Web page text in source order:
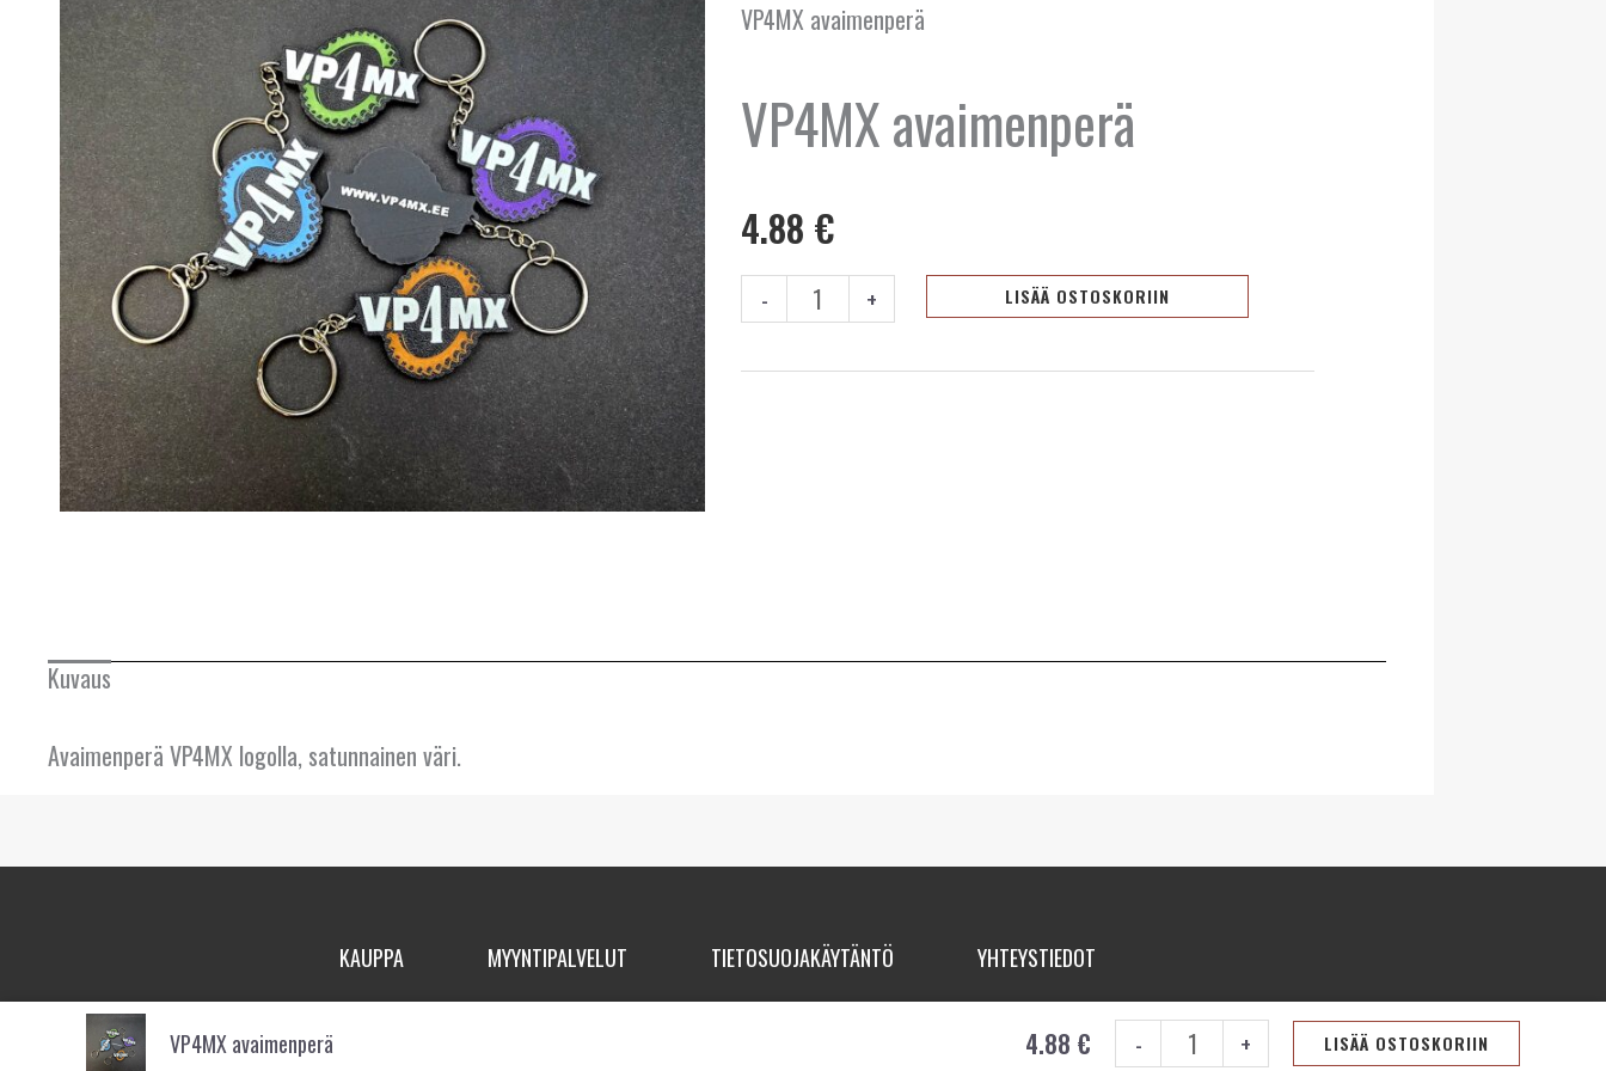
VP4MX avaimenperä
VP4MX avaimenperä
4.88 €
-
avaimenperä
+ LISÄÄ OSTOSKORIIN
Kuvaus
Avaimenperä VP4MX logolla, satunnainen väri.
KAUPPA MYYNTIPALVELUT TIETOSUOJAKÄYTÄNTÖ YHTEYSTIEDOT
VP4MX avaimenperä 4.88 € -
VP4MX
avaimenperä
+ LISÄÄ OSTOSKORIIN